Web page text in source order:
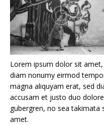
Lorem ipsum dolor sit
diam nonumy eirmod
magna aliquyam erat, sed
accusam et justo duo
gubergren, no sea
amet.